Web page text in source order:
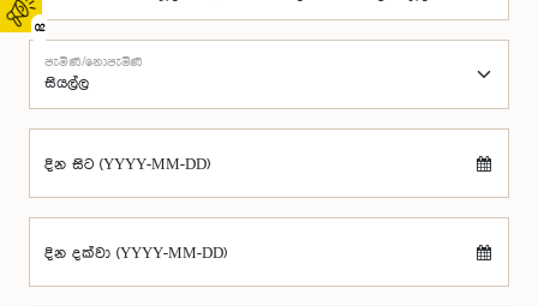
02
පැමිණි/නොපැමිණි
දින සිට (YYYY-MM-DD)
දින දක්වා (YYYY-MM-DD)